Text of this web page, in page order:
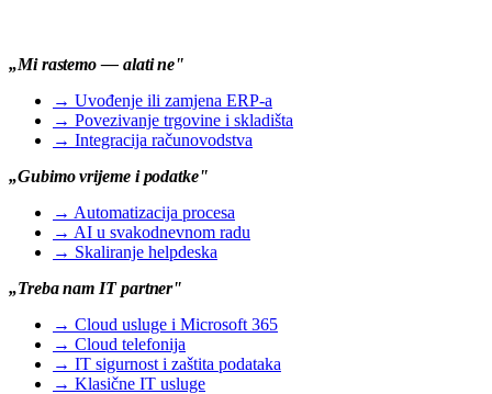
„Mi rastemo — alati ne"
→ Uvođenje ili zamjena ERP-a
→ Povezivanje trgovine i skladišta
→ Integracija računovodstva
„Gubimo vrijeme i podatke"
→ Automatizacija procesa
→ AI u svakodnevnom radu
→ Skaliranje helpdeska
„Treba nam IT partner"
→ Cloud usluge i Microsoft 365
→ Cloud telefonija
→ IT sigurnost i zaštita podataka
→ Klasične IT usluge